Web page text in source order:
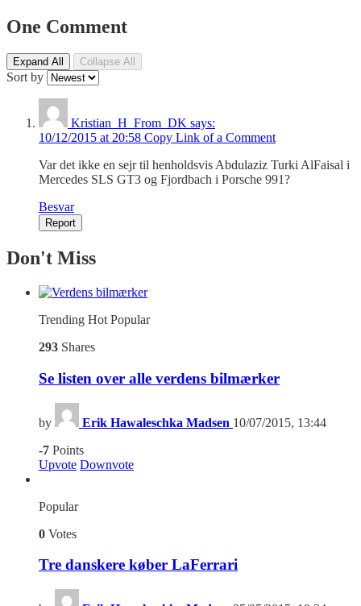
One Comment
Expand All Collapse All
Sort by
Kristian_H_From_DK says:
10/12/2015 at 20:58 Copy Link of a Comment
Var det ikke en sejr til henholdsvis Abdulaziz Turki AlFaisal i
Mercedes SLS GT3 og Fjordbach i Porsche 991?
Besvar
Report
Don't Miss
Trending Hot Popular
293 Shares
Se listen over alle verdens bilmærker
by Erik Hawaleschka Madsen 10/07/2015, 13:44
-7 Points
Upvote Downvote
Popular
0 Votes
Tre danskere køber LaFerrari